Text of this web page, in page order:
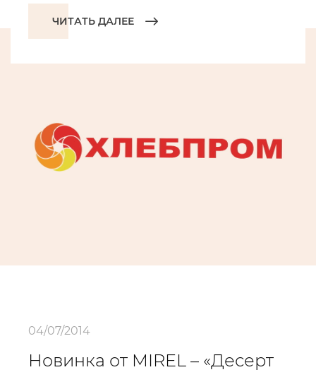
ЧИТАТЬ ДАЛЕЕ
04/07/2014
Новинка от MIREL – «Десерт